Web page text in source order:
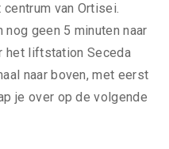
van Ortisei.
geen 5 minuten naar
het liftstation Seceda
naar boven, met eerst
je over op de volgende